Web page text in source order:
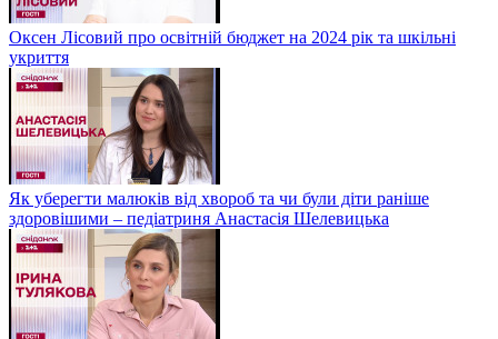
Оксен Лісовий про освітній бюджет на 2024 рік та шкільні
укриття
Як уберегти малюків від хвороб та чи були діти раніше
здоровішими – педіатриня Анастасія Шелевицька